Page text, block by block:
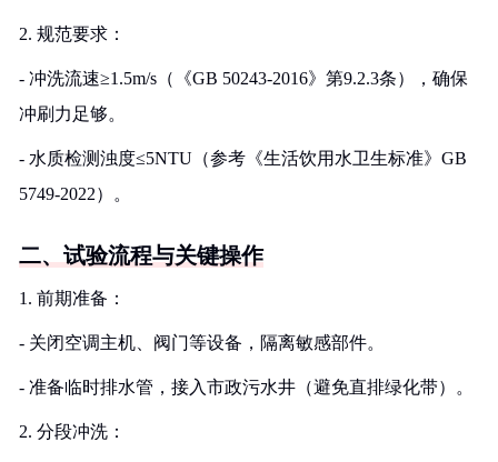
2. 规范要求：
- 冲洗流速≥1.5m/s（《GB 50243-2016》第9.2.3条），确保
冲刷力足够。
- 水质检测浊度≤5NTU（参考《生活饮用水卫生标准》GB
5749-2022）。
二、试验流程与关键操作
1. 前期准备：
- 关闭空调主机、阀门等设备，隔离敏感部件。
- 准备临时排水管，接入市政污水井（避免直排绿化带）。
2. 分段冲洗：